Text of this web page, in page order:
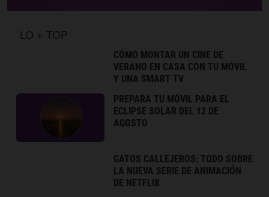
LO + TOP
CÓMO MONTAR UN CINE DE
VERANO EN CASA CON TU MÓVIL
Y UNA SMART TV
PREPARA TU MÓVIL PARA EL
ECLIPSE SOLAR DEL 12 DE
AGOSTO
GATOS CALLEJEROS: TODO SOBRE
LA NUEVA SERIE DE ANIMACIÓN
DE NETFLIX